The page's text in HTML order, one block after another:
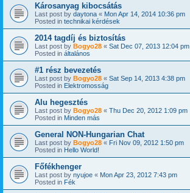
Károsanyag kibocsátás
Last post by daytona « Mon Apr 14, 2014 10:36 pm
Posted in technikai kérdések
2014 tagdíj és biztosítás
Last post by Bogyo28 « Sat Dec 07, 2013 12:04 pm
Posted in általános
#1 rész bevezetés
Last post by Bogyo28 « Sat Sep 14, 2013 4:38 pm
Posted in Elektromosság
Alu hegesztés
Last post by Bogyo28 « Thu Dec 20, 2012 1:09 pm
Posted in Minden más
General NON-Hungarian Chat
Last post by Bogyo28 « Fri Nov 09, 2012 1:50 pm
Posted in Hello World!
Főfékhenger
Last post by nyujoe « Mon Apr 23, 2012 7:43 pm
Posted in Fék